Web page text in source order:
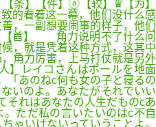
条】【件】ⓐ【较】♛【为】
看着这一幕，他们没什么感
，一副想要闹事的样子，他们
【首】 角力说明不了什么问
，就是凭着这种方式，这其中
角力厉害，上马打仗就是另外
】レイコさんはボールを地面
「あのねc何も女の子と寝るの
いのよ。あなたがそれでいい
それはあなたの人生だものcあ
ただ私の言いたいのはc不自
ゃいけないっていうことよ。